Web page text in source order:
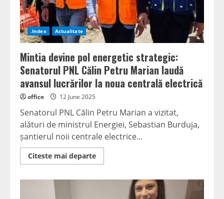
.Index Actualitate
Mintia devine pol energetic strategic:
Senatorul PNL Călin Petru Marian laudă
avansul lucrărilor la noua centrală electrică
office 12 June 2025
Senatorul PNL Călin Petru Marian a vizitat,
alături de ministrul Energiei, Sebastian Burduja,
șantierul noii centrale electrice...
Citeste mai departeRead
more